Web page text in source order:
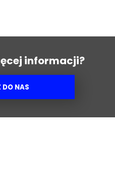
informacji?
DO NAS